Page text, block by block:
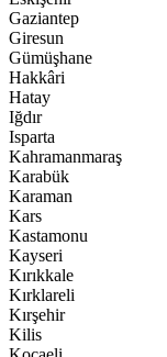
Gaziantep
Giresun
Gümüşhane
Hakkâri
Hatay
Iğdır
Isparta
Kahramanmaraş
Karabük
Karaman
Kars
Kastamonu
Kayseri
Kırıkkale
Kırklareli
Kırşehir
Kilis